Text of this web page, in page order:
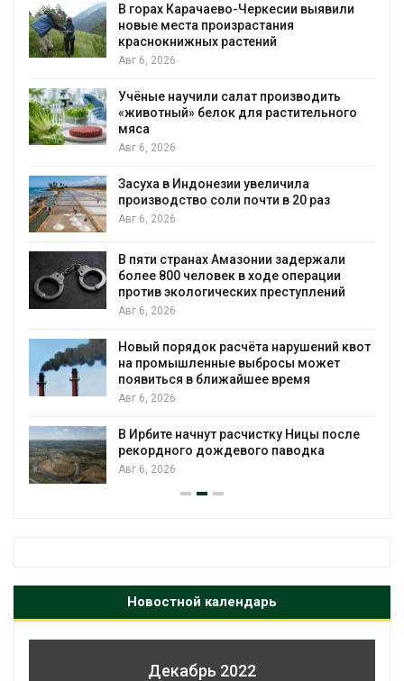
В горах Карачаево-Черкесии выявили
новые места произрастания
краснокнижных растений
Авг 6, 2026
Учёные научили салат производить
«животный» белок для растительного
мяса
Авг 6, 2026
Засуха в Индонезии увеличила
производство соли почти в 20 раз
Авг 6, 2026
В пяти странах Амазонии задержали
более 800 человек в ходе операции
против экологических преступлений
Авг 6, 2026
Новый порядок расчёта нарушений квот
на промышленные выбросы может
появиться в ближайшее время
Авг 6, 2026
В Ирбите начнут расчистку Ницы после
рекордного дождевого паводка
Авг 6, 2026
Новостной календарь
Декабрь 2022